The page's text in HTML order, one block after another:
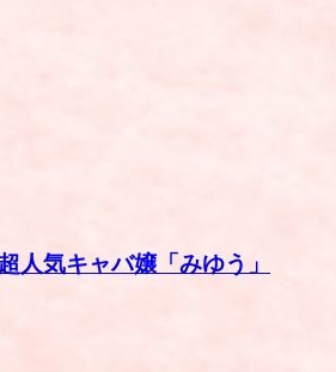
人気キャバ嬢「みゆう」